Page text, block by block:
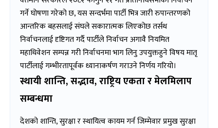
गर्ने घोषणा गरेको छ, यस सन्दर्भमा पार्टी भित्र जारी रुपान्तरणको
आन्तरिक बहसलाई संघले सकारात्मक लिएकोछ तर्सथ
निर्वाचनलाई दृष्टिगत गर्दै पार्टीले निर्वाचन अगावै नियमित
महाधिवेशन सम्पन्न गरी निर्वाचनमा भाग लिनु उपयुक्तहुने विषय मातृ
पार्टीलाई गम्भीरतापूर्वक ध्यानाकर्षण गराउने निर्णय गरियो।
स्थायी शान्ति, सद्भाव, राष्ट्रिय एकता र मेलमिलाप
सम्बन्धमा
देशको शान्ति, सुरक्षा र स्थायित्व कायम गर्न जिम्मेवार प्रमुख सुरक्षा